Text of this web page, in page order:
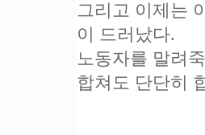
그리고 이제는
이 드러났다.
노동자를 말려
합쳐도 단단히